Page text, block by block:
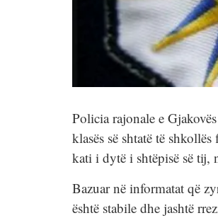
Policia rajonale e
klasës së shtatë të
kati i dytë i shtëpisë së tij,
Bazuar në informatat që
është stabile dhe jashtë